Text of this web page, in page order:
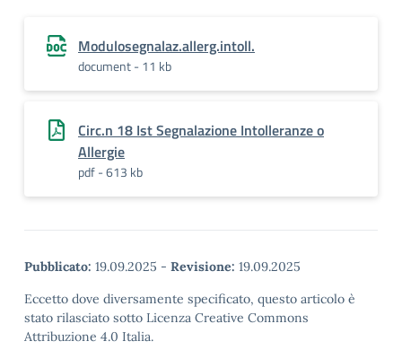
Modulosegnalaz.allerg.intoll.
document - 11 kb
Circ.n 18 Ist Segnalazione Intolleranze o
Allergie
pdf - 613 kb
Pubblicato: 19.09.2025 - Revisione: 19.09.2025
Eccetto dove diversamente specificato, questo articolo è
stato rilasciato sotto Licenza Creative Commons
Attribuzione 4.0 Italia.